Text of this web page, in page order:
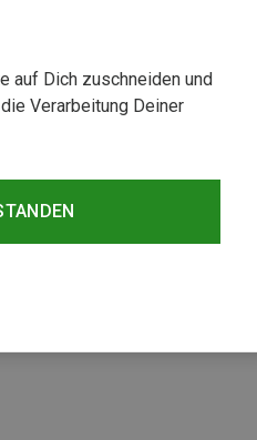
auf Dich zuschneiden und
Verarbeitung Deiner